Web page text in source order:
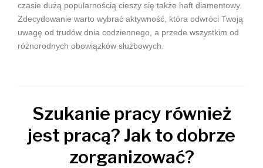
czasie dużą popularnością cieszy się także haft diamentowy.
Zdecydowanie warto wybrać aktywność, która odwróci Twoją
uwagę od trudów dnia codziennego, a przede wszystkim od
różnorodnych obowiązków służbowych.
Szukanie pracy również
jest pracą? Jak to dobrze
zorganizować?